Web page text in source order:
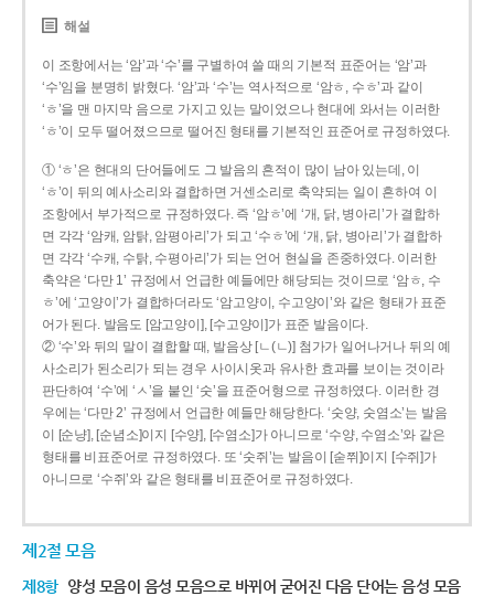
해설
이 조항에서는 ‘암’과 ‘수’를 구별하여 쓸 때의 기본적 표준어는 ‘암’과
‘수’임을 분명히 밝혔다. ‘암’과 ‘수’는 역사적으로 ‘암ㅎ, 수ㅎ’과 같이
‘ㅎ’을 맨 마지막 음으로 가지고 있는 말이었으나 현대에 와서는 이러한
‘ㅎ’이 모두 떨어졌으므로 떨어진 형태를 기본적인 표준어로 규정하였다.
① ‘ㅎ’은 현대의 단어들에도 그 발음의 흔적이 많이 남아 있는데, 이
‘ㅎ’이 뒤의 예사소리와 결합하면 거센소리로 축약되는 일이 흔하여 이
조항에서 부가적으로 규정하였다. 즉 ‘암ㅎ’에 ‘개, 닭, 병아리’가 결합하
면 각각 ‘암캐, 암탉, 암평아리’가 되고 ‘수ㅎ’에 ‘개, 닭, 병아리’가 결합하
면 각각 ‘수캐, 수탉, 수평아리’가 되는 언어 현실을 존중하였다. 이러한
축약은 ‘다만 1’ 규정에서 언급한 예들에만 해당되는 것이므로 ‘암ㅎ, 수
ㅎ’에 ‘고양이’가 결합하더라도 ‘암고양이, 수고양이’와 같은 형태가 표준
어가 된다. 발음도 [암고양이], [수고양이]가 표준 발음이다.
② ‘수’와 뒤의 말이 결합할 때, 발음상 [ㄴ(ㄴ)] 첨가가 일어나거나 뒤의 예
사소리가 된소리가 되는 경우 사이시옷과 유사한 효과를 보이는 것이라
판단하여 ‘수’에 ‘ㅅ’을 붙인 ‘숫’을 표준어형으로 규정하였다. 이러한 경
우에는 ‘다만 2’ 규정에서 언급한 예들만 해당한다. ‘숫양, 숫염소’는 발음
이 [순냥], [순념소]이지 [수양], [수염소]가 아니므로 ‘수양, 수염소’와 같은
형태를 비표준어로 규정하였다. 또 ‘숫쥐’는 발음이 [숟쮜]이지 [수쥐]가
아니므로 ‘수쥐’와 같은 형태를 비표준어로 규정하였다.
제2절 모음
제8항 양성 모음이 음성 모음으로 바뀌어 굳어진 다음 단어는 음성 모음